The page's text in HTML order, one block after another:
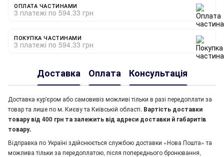
ОПЛАТА ЧАСТИНАМИ
3 платежі по 594.33 грн
ПОКУПКА ЧАСТИНАМИ
3 платежі по 594.33 грн
Доставка Оплата Консультація
Доставка кур'єром або самовивіз можливі тільки в разі передоплати за
товар та лише по м. Києву та Київській області. Вартість доставки
товару від 400 грн та залежить від адреси доставки й габаритів
товару.
Відправка по Україні здійснюється службою доставки «Нова Пошта» та
можлива тільки за передоплатою, після попереднього бронювання,